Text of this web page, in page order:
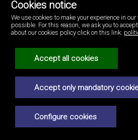
Cases i més
Playa Pobla de Farnals
(+34)96.146.16.16
Juridische kennisgeving
Cookiebeleid
Cookies notice
We use cookies to make your experience in
possible. For this reason, we ask you to
about our cookies policy click on this link:
Accept all cookies
Accept only mandatory
Configure cookies